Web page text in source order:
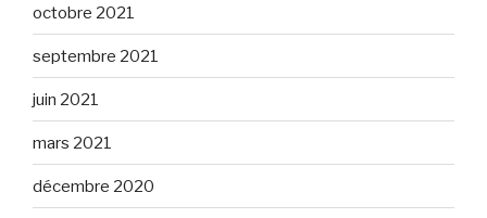
octobre 2021
septembre 2021
juin 2021
mars 2021
décembre 2020